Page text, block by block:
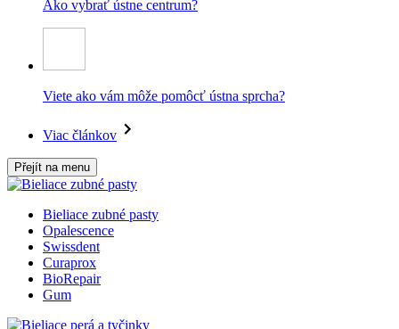
Ako vybrať ústne centrum?
Viete ako vám môže pomôcť ústna sprcha?
Viac článkov
Přejít na menu
Bieliace zubné pasty
Opalescence
Swissdent
Curaprox
BioRepair
Gum